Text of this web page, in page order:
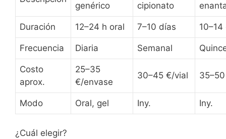
genérico
cipionato
Duración 12–24 h oral 7–10 días
Frecuencia Diaria Semanal
Costo
aprox.
25–35
€/envase
30–45 €/vial
Modo Oral, gel Iny. Iny.
¿Cuál elegir?